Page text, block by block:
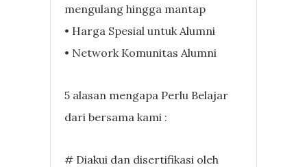
mengulang hingga mantap
• Harga Spesial untuk Alumni
• Network Komunitas Alumni
5 alasan mengapa Perlu Belajar
dari bersama kami :
# Diakui dan disertifikasi oleh